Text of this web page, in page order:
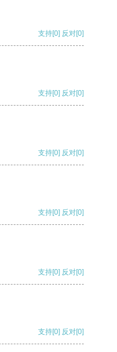
支持[0] 反对[0]
支持[0] 反对[0]
支持[0] 反对[0]
支持[0] 反对[0]
支持[0] 反对[0]
支持[0] 反对[0]